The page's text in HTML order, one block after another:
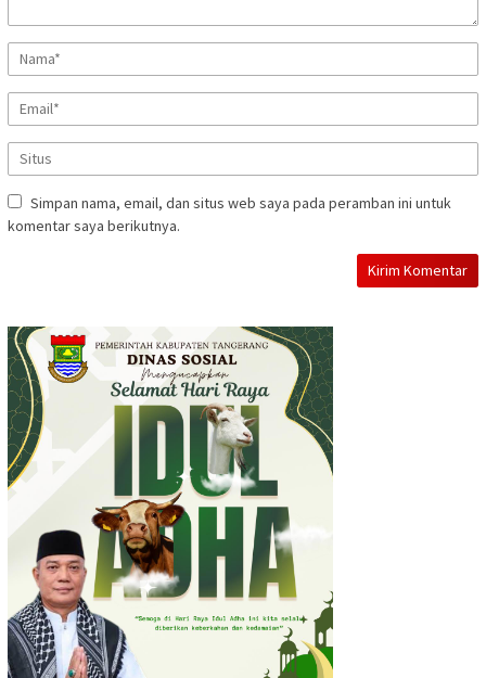
Simpan nama, email, dan situs web saya pada peramban ini untuk
komentar saya berikutnya.